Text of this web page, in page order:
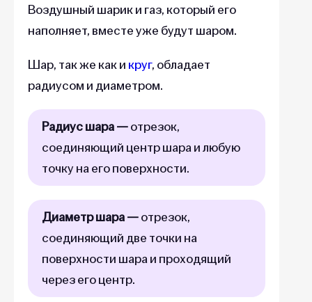
Воздушный шарик и газ, который его
наполняет, вместе уже будут шаром.
Шар, так же как и круг, обладает
радиусом и диаметром.
Радиус шара —отрезок,
соединяющий центр шара и любую
точку на его поверхности.
Диаметр шара —отрезок,
соединяющий две точки на
поверхности шара и проходящий
через его центр.